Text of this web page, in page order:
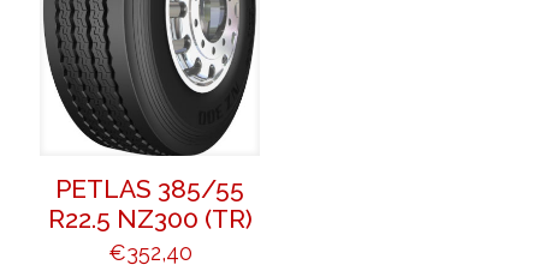
PETLAS 385/55
R22.5 NZ300 (TR)
€352,40